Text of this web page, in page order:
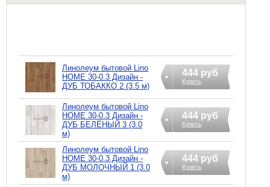
Линолеум бытовой Lino
HOME 30-0.3 Дизайн -
ДУБ ТОБАККО 2 (3.5 м)
444 руб
Купить
Линолеум бытовой Lino
HOME 30-0.3 Дизайн -
ДУБ БЕЛЁНЫЙ 3 (3.0
м)
444 руб
Купить
Линолеум бытовой Lino
HOME 30-0.3 Дизайн -
ДУБ МОЛОЧНЫЙ 1 (3.0
м)
444 руб
Купить